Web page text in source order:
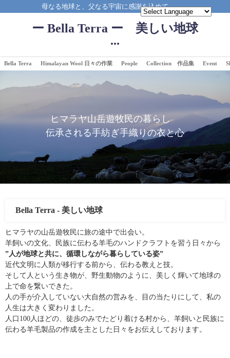
母なる地球と、父なる宇宙に感謝を込めて。。。
ー Bella Terra ー 美しい地球
...
Bella Terra Himalayan Wool 日々の作業 People Collection 作品集 Event
ヒマラヤ山岳遊牧民の暮らし
伝承される手紡ぎ手織りの衣と心
Bella Terra - 美しい地球
ヒマラヤの山岳遊牧民に旅の途中で出会い。
羊飼いの文化、民族に伝わる羊毛のハンドクラフトを習う日々から
”人が地球と共に、循環しながら暮らしている姿”
近代文明に人類が移行する前から、伝わる教えと技。
そして人という生き物が、野生動物のように、美しく輝いて地球の
上で命を繋いできた。
人の手が介入していない大自然の営みを、目の当たりにして、私の
人生は大きく変わりました。
人口100人ほどの、徒歩のみでたどり着ける村から、羊飼いと民族に
伝わる羊毛製品の作成を主とした日々をお伝えしております。